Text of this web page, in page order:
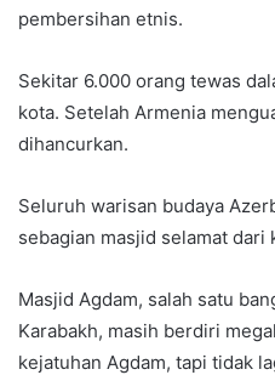
pembersihan etnis.
Sekitar 6.000 orang tewas
kota. Setelah Armenia
dihancurkan.
Seluruh warisan budaya
sebagian masjid selamat dari
Masjid Agdam, salah satu
Karabakh, masih berdiri
kejatuhan Agdam, tapi tidak